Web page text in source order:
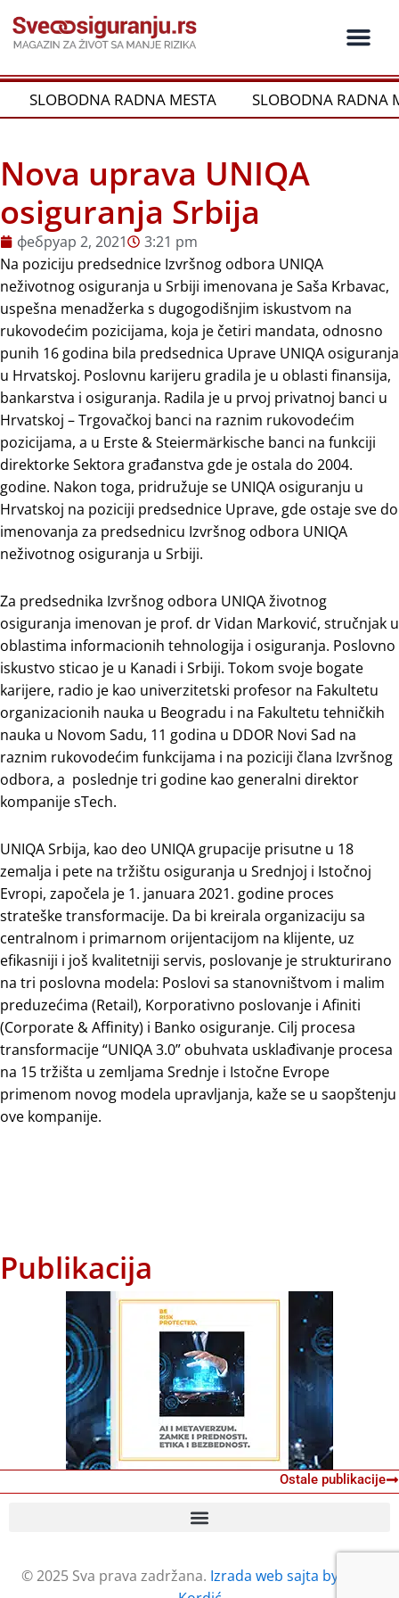
на
садржај
SLOBODNA RADNA MESTA SLOBODNA RADNA
Nova uprava UNIQA
osiguranja Srbija
фебруар 2, 2021
3:21 pm
Na poziciju predsednice Izvršnog odbora UNIQA
neživotnog osiguranja u Srbiji imenovana je Saša Krbavac,
uspešna menadžerka s dugogodišnjim iskustvom na
rukovodećim pozicijama, koja je četiri mandata, odnosno
punih 16 godina bila predsednica Uprave UNIQA osiguranja
u Hrvatskoj. Poslovnu karijeru gradila je u oblasti finansija,
bankarstva i osiguranja. Radila je u prvoj privatnoj banci u
Hrvatskoj – Trgovačkoj banci na raznim rukovodećim
pozicijama, a u Erste & Steiermärkische banci na funkciji
direktorke Sektora građanstva gde je ostala do 2004.
godine. Nakon toga, pridružuje se UNIQA osiguranju u
Hrvatskoj na poziciji predsednice Uprave, gde ostaje sve do
imenovanja za predsednicu Izvršnog odbora UNIQA
neživotnog osiguranja u Srbiji.
Za predsednika Izvršnog odbora UNIQA životnog
osiguranja imenovan je prof. dr Vidan Marković, stručnjak u
oblastima informacionih tehnologija i osiguranja. Poslovno
iskustvo sticao je u Kanadi i Srbiji. Tokom svoje bogate
karijere, radio je kao univerzitetski profesor na Fakultetu
organizacionih nauka u Beogradu i na Fakultetu tehničkih
nauka u Novom Sadu, 11 godina u DDOR Novi Sad na
raznim rukovodećim funkcijama i na poziciji člana Izvršnog
odbora, a poslednje tri godine kao generalni direktor
kompanije sTech.
UNIQA Srbija, kao deo UNIQA grupacije prisutne u 18
zemalja i pete na tržištu osiguranja u Srednjoj i Istočnoj
Evropi, započela je 1. januara 2021. godine proces
strateške transformacije. Da bi kreirala organizaciju sa
centralnom i primarnom orijentacijom na klijente, uz
efikasniji i još kvalitetniji servis, poslovanje je strukturirano
na tri poslovna modela: Poslovi sa stanovništvom i malim
preduzećima (Retail), Korporativno poslovanje i Afiniti
(Corporate & Affinity) i Banko osiguranje. Cilj procesa
transformacije “UNIQA 3.0” obuhvata usklađivanje procesa
na 15 tržišta u zemljama Srednje i Istočne Evrope
primenom novog modela upravljanja, kaže se u saopštenju
ove kompanije.
Publikacija
Ostale publikacije
© 2025 Sva prava zadržana. Izrada web sajta by Petar